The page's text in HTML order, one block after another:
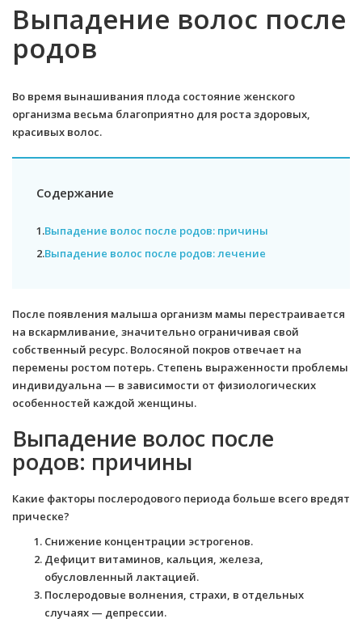
Выпадение волос после
родов
Во время вынашивания плода состояние женского
организма весьма благоприятно для роста здоровых,
красивых волос.
Содержание
1.Выпадение волос после родов: причины
2.Выпадение волос после родов: лечение
После появления малыша организм мамы перестраивается
на вскармливание, значительно ограничивая свой
собственный ресурс. Волосяной покров отвечает на
перемены ростом потерь. Степень выраженности проблемы
индивидуальна — в зависимости от физиологических
особенностей каждой женщины.
Выпадение волос после
родов: причины
Какие факторы послеродового периода больше всего вредят
прическе?
Снижение концентрации эстрогенов.
Дефицит витаминов, кальция, железа,
обусловленный лактацией.
Послеродовые волнения, страхи, в отдельных
случаях — депрессии.